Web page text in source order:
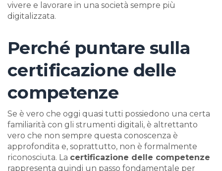
vivere e lavorare in una società sempre più
digitalizzata.
Perché puntare sulla
certificazione delle
competenze
Se è vero che oggi quasi tutti possiedono una certa
familiarità con gli strumenti digitali, è altrettanto
vero che non sempre questa conoscenza è
approfondita e, soprattutto, non è formalmente
riconosciuta. La certificazione delle competenze
rappresenta quindi un passo fondamentale per